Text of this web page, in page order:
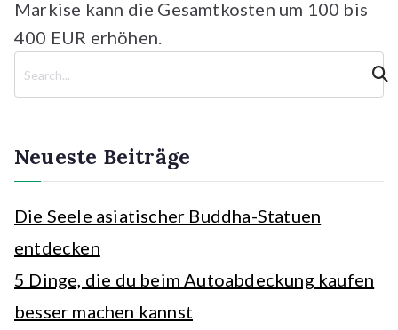
Markise kann die Gesamtkosten um 100 bis
400 EUR erhöhen.
c
n
Neueste Beiträge
Die Seele asiatischer Buddha-Statuen
entdecken
5 Dinge, die du beim Autoabdeckung kaufen
besser machen kannst